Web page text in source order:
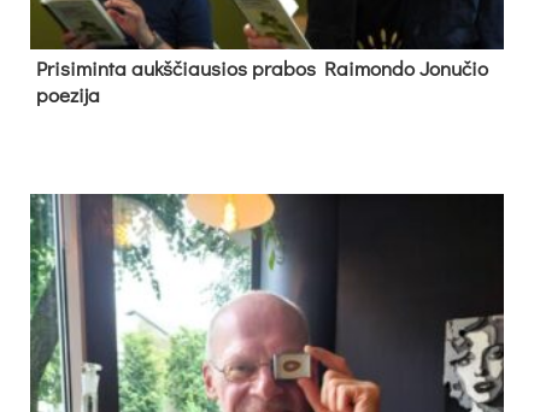
Pri­si­min­ta aukš­čiau­sios pra­bos Rai­mon­do Jo­nu­čio
poe­zi­ja